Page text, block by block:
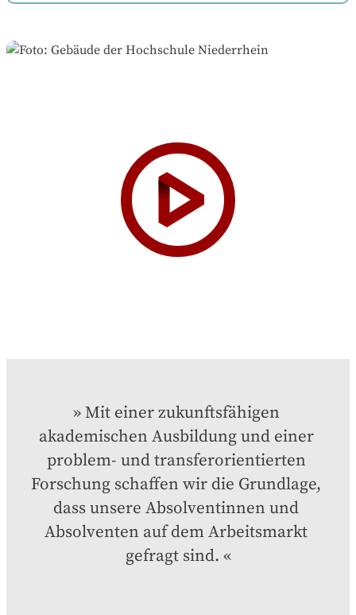
Mit einer zukunftsfähigen
akademischen Ausbildung und einer
problem- und transferorientierten
Forschung schaffen wir die Grundlage,
dass unsere Absolventinnen und
Absolventen auf dem Arbeitsmarkt
gefragt sind.